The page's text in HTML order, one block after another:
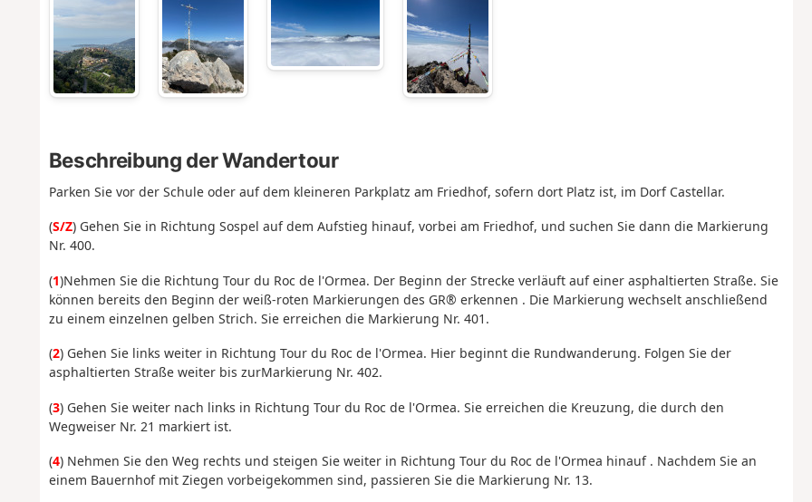
Beschreibung der Wandertour
Parken Sie vor der Schule oder auf dem kleineren Parkplatz am Friedhof, sofern dort Platz ist, im Dorf Castellar.
(S/Z) Gehen Sie in Richtung Sospel auf dem Aufstieg hinauf, vorbei am Friedhof, und suchen Sie dann die Markierung
Nr. 400.
(1)Nehmen Sie die Richtung Tour du Roc de l'Ormea. Der Beginn der Strecke verläuft auf einer asphaltierten Straße. Sie
können bereits den Beginn der weiß-roten Markierungen des GR® erkennen . Die Markierung wechselt anschließend
zu einem einzelnen gelben Strich. Sie erreichen die Markierung Nr. 401.
(2) Gehen Sie links weiter in Richtung Tour du Roc de l'Ormea. Hier beginnt die Rundwanderung. Folgen Sie der
asphaltierten Straße weiter bis zurMarkierung Nr. 402.
(3) Gehen Sie weiter nach links in Richtung Tour du Roc de l'Ormea. Sie erreichen die Kreuzung, die durch den
Wegweiser Nr. 21 markiert ist.
(4) Nehmen Sie den Weg rechts und steigen Sie weiter in Richtung Tour du Roc de l'Ormea hinauf . Nachdem Sie an
einem Bauernhof mit Ziegen vorbeigekommen sind, passieren Sie die Markierung Nr. 13.